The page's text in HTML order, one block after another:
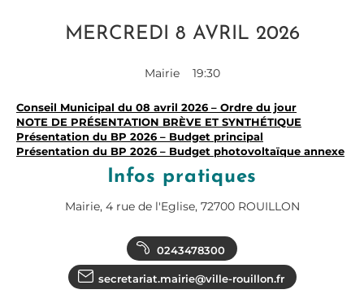
MERCREDI 8 AVRIL 2026
Mairie 19:30
Conseil Municipal du 08 avril 2026 – Ordre du jour
NOTE DE PRÉSENTATION BRÈVE ET SYNTHÉTIQUE
Présentation du BP 2026 – Budget principal
Présentation du BP 2026 – Budget photovoltaïque annexe
Infos pratiques
Mairie, 4 rue de l'Eglise, 72700 ROUILLON
0243478300
secretariat.mairie@ville-rouillon.fr